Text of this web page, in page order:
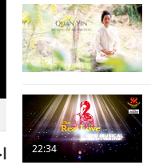
22:34